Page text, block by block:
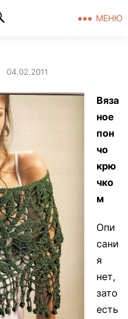
МЕНЮ
04.02.2011
Вяза
ное
пон
чо
крю
чко
м
Опи
сани
я
нет,
зато
есть